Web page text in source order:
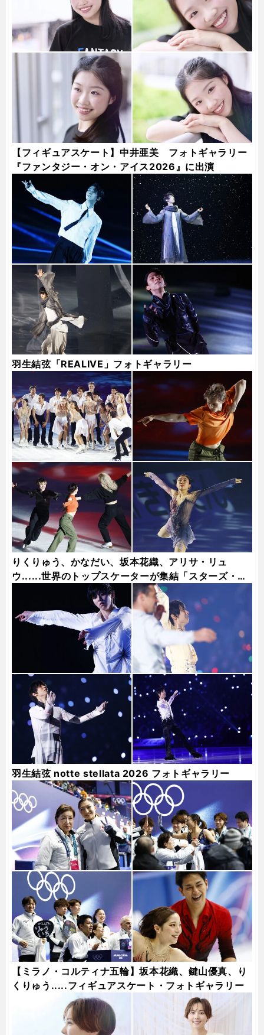
【フィギュアスケート】中井亜美 フォトギャラリー
『ファンタジー・オン・アイス2026』に出演
羽生結弦「REALIVE」フォトギャラリー
りくりゅう、かなだい、坂本花織、アリサ・リュ
ウ......世界のトップスケーターが集結「スターズ・オ
ン・アイス2026」フォト集
羽生結弦 notte stellata 2026 フォトギャラリー
【ミラノ・コルティナ五輪】坂本花織、鍵山優真、り
くりゅう.....フィギュアスケート・フォトギャラリー